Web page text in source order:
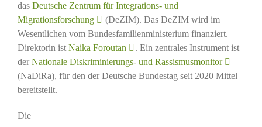
das Deutsche Zentrum für Integrations- und
Migrationsforschung
(DeZIM). Das DeZIM wird im
Wesentlichen vom Bundesfamilienministerium finanziert.
Direktorin ist Naika Foroutan
. Ein zentrales Instrument ist
derNationale Diskriminierungs- und Rassismusmonitor
(NaDiRa), für den der Deutsche Bundestag seit 2020 Mittel
bereitstellt.
Die